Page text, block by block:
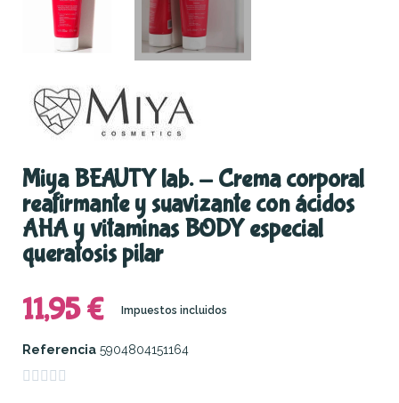
Miya BEAUTY lab. - Crema corporal
reafirmante y suavizante con ácidos
AHA y vitaminas BODY especial
queratosis pilar
11,95 € Impuestos incluidos
Referencia 5904804151164
    